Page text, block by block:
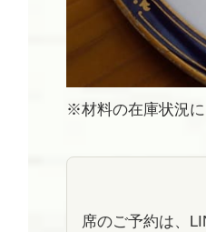
※材料の在庫状況
席のご予約は、